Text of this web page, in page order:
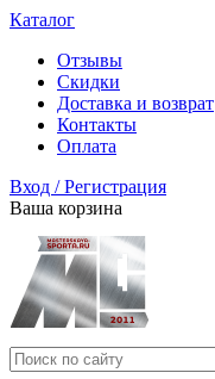
Каталог
Отзывы
Скидки
Доставка и возврат
Контакты
Оплата
Вход / Регистрация
Ваша корзина